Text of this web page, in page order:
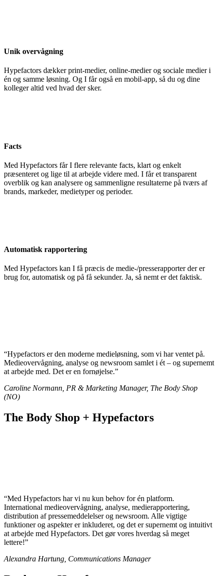
Unik overvågning
Hypefactors dækker print-medier, online-medier og sociale medier i
én og samme løsning. Og I får også en mobil-app, så du og dine
kolleger altid ved hvad der sker.
Facts
Med Hypefactors får I flere relevante facts, klart og enkelt
præsenteret og lige til at arbejde videre med. I får et transparent
overblik og kan analysere og sammenligne resultaterne på tværs af
brands, markeder, medietyper og perioder.
Automatisk rapportering
Med Hypefactors kan I få præcis de medie-/presserapporter der er
brug for, automatisk og på få sekunder. Ja, så nemt er det faktisk.
“Hypefactors er den moderne medieløsning, som vi har ventet på.
Medieovervågning, analyse og newsroom samlet i ét – og supernemt
at arbejde med. Det er en fornøjelse.”
Caroline Normann, PR & Marketing Manager, The Body Shop
(NO)
The Body Shop + Hypefactors
“Med Hypefactors har vi nu kun behov for én platform.
International medieovervågning, analyse, medierapportering,
distribution af pressemeddelelser og newsroom. Alle vigtige
funktioner og aspekter er inkluderet, og det er supernemt og intuitivt
at arbejde med Hypefactors. Det gør vores hverdag så meget
lettere!”
Alexandra Hartung, Communications Manager